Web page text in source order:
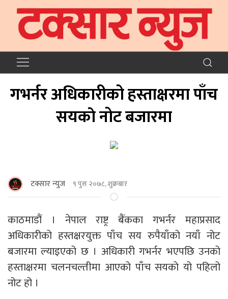
गभर्नर अधिकारीको हस्ताक्षरमा पाँच
सयकाे नोट बजारमा
टक्सार न्युज ९ पुस २०७८, शुक्रबार
काठमाडौं । नेपाल राष्ट्र बैंकका गभर्नर महाप्रसाद
अधिकारीको हस्तक्षरयुक्त पाँच सय रुपैयाँको नयाँ नोट
बजारमा ल्याइएको छ । अधिकारी गभर्नर भएपछि उनको
हस्ताक्षरमा चलनचल्तीमा आएको पाँच सयकाे यो पहिलो
नोट हो ।